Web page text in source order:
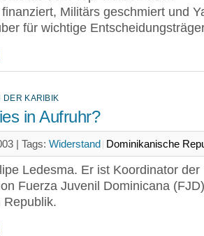
Militärs geschmiert und
für wichtige
DER KARIBIK
in Aufruhr?
| Tags: Widerstand Dominikanische
Ledesma. Er ist Koordinator der
Fuerza Juvenil Dominicana
Republik.